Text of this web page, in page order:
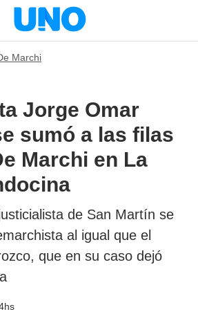
Marchi
Jorge Omar
sumó a las filas
Marchi en La
de San Martín se
al igual que el
que en su caso dejó